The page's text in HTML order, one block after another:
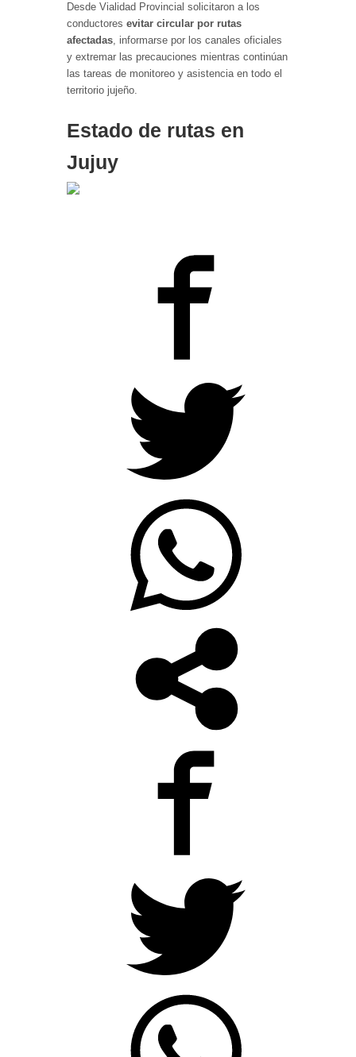
Desde Vialidad Provincial solicitaron a los
conductores evitar circular por rutas
afectadas, informarse por los canales oficiales
y extremar las precauciones mientras continúan
las tareas de monitoreo y asistencia en todo el
territorio jujeño.
Estado de rutas en
Jujuy